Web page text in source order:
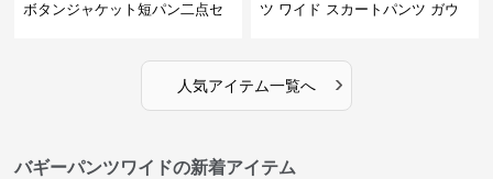
ボタンジャケット短パン二点セ
ツ ワイド スカートパンツ ガウ
人気アイテム一覧へ ›
バギーパンツワイドの新着アイテム